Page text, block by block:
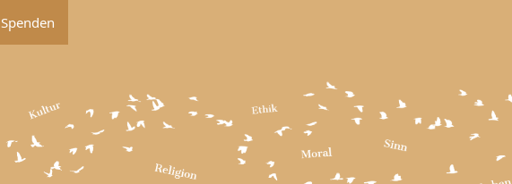
Spenden